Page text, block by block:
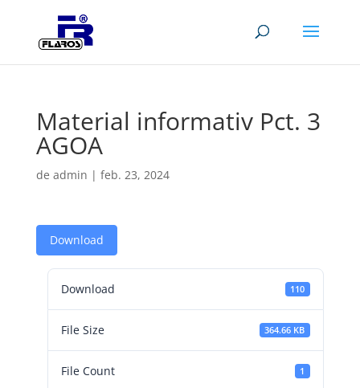
Material informativ Pct. 3
AGOA
de admin | feb. 23, 2024
Download
Download 110
File Size 364.66 KB
File Count 1